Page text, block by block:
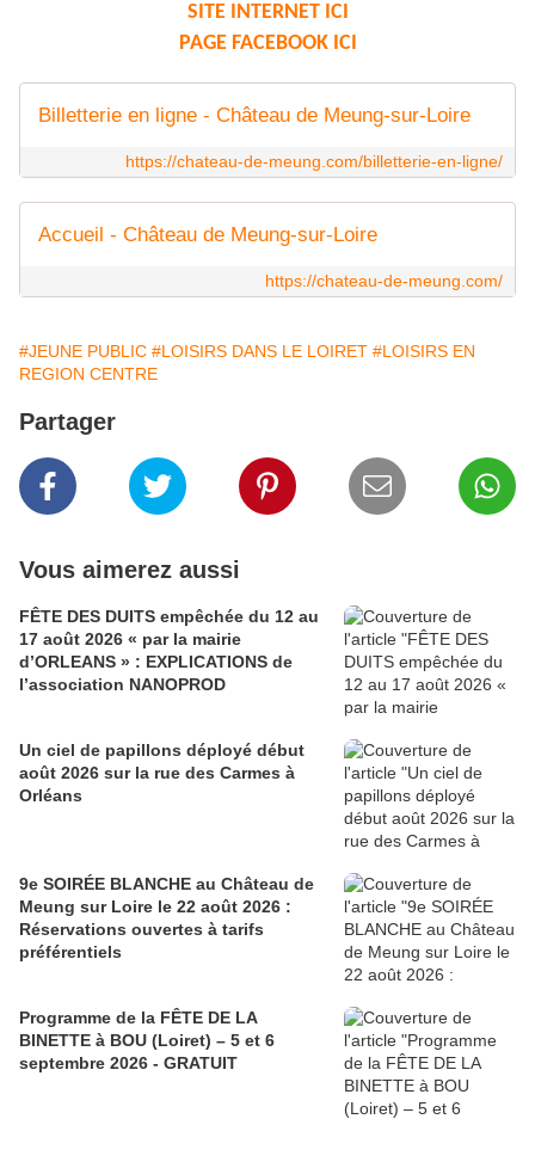
SITE INTERNET ICI
PAGE FACEBOOK ICI
Billetterie en ligne - Château de Meung-sur-Loire
https://chateau-de-meung.com/billetterie-en-ligne/
Accueil - Château de Meung-sur-Loire
https://chateau-de-meung.com/
#JEUNE PUBLIC #LOISIRS DANS LE LOIRET #LOISIRS EN
REGION CENTRE
Partager
Vous aimerez aussi
FÊTE DES DUITS empêchée du 12 au
17 août 2026 « par la mairie
d’ORLEANS » : EXPLICATIONS de
l’association NANOPROD
Un ciel de papillons déployé début
août 2026 sur la rue des Carmes à
Orléans
9e SOIRÉE BLANCHE au Château de
Meung sur Loire le 22 août 2026 :
Réservations ouvertes à tarifs
préférentiels
Programme de la FÊTE DE LA
BINETTE à BOU (Loiret) – 5 et 6
septembre 2026 - GRATUIT